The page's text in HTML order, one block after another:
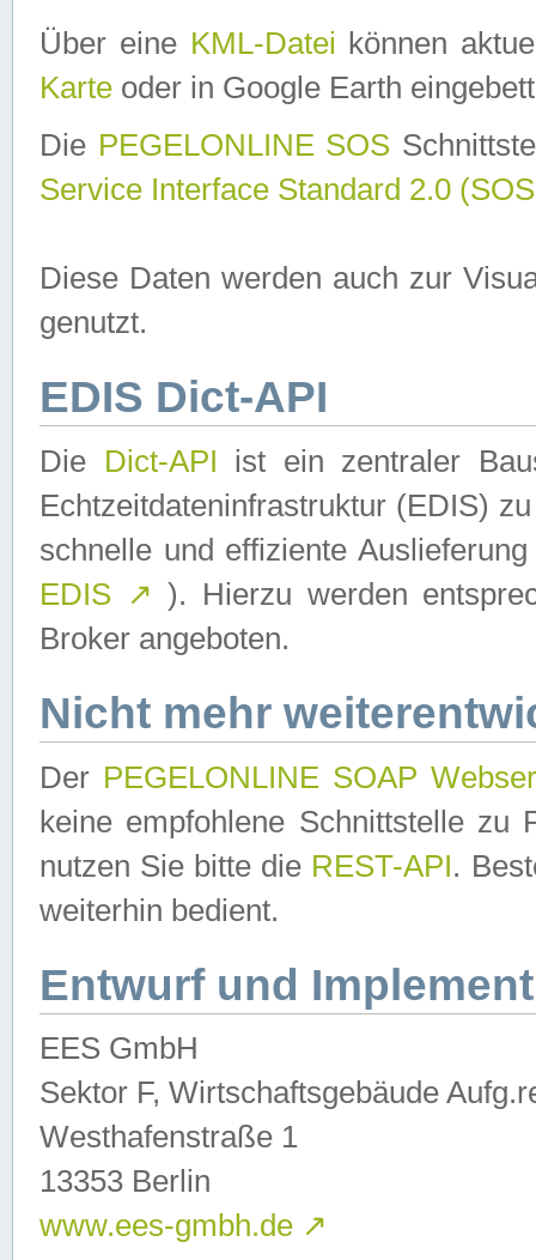
Über eine KML-Datei können
Karte oder in Google Earth
Die PEGELONLINE SOS
Service Interface Standard 2.0
Diese Daten werden auch zur
genutzt.
EDIS Dict-API
Die Dict-API ist ein zentraler
Echtzeitdateninfrastruktur (EDIS)
schnelle und effiziente
EDIS ↗ ). Hierzu werden
Broker angeboten.
Nicht mehr
Der PEGELONLINE SOAP
keine empfohlene Schnittstelle zu
nutzen Sie bitte die REST-API.
weiterhin bedient.
Entwurf und
EES GmbH
Sektor F, Wirtschaftsgebäude
Westhafenstraße 1
13353 Berlin
www.ees-gmbh.de ↗